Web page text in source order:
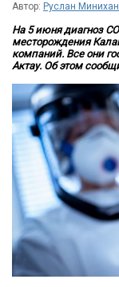
Автор: Руслан
На 5 июня диагноз
месторождения
компаний. Все они
Актау. Об этом